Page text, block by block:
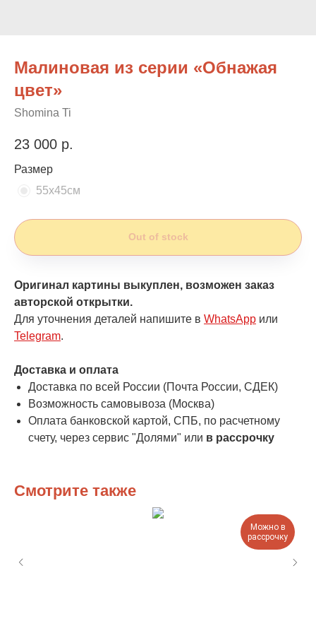
Малиновая из серии «Обнажая
цвет»
Shomina Ti
23 000 р.
Размер
55х45см
Out of stock
Оригинал картины выкуплен, возможен заказ
авторской открытки.
Для уточнения деталей напишите в WhatsApp или
Telegram.
Доставка и оплата
Доставка по всей России (Почта России, СДЕК)
Возможность самовывоза (Москва)
Оплата банковской картой, СПБ, по расчетному
счету, через сервис "Долями" или в рассрочку
Смотрите также
Можно в
рассрочку